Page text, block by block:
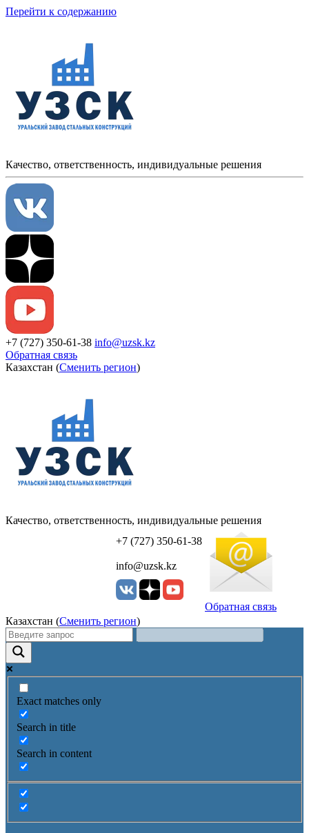
Перейти к содержанию
Качество, ответственность, индивидуальные решения
+7 (727) 350-61-38 info@uzsk.kz
Обратная связь
Казахстан (Сменить регион)
УЗСК Казахстан
Качество, ответственность, индивидуальные решения
+7 (727) 350-61-38
info@uzsk.kz
Обратная связь
Казахстан (Сменить регион)
Exact matches only
Search in title
Search in content